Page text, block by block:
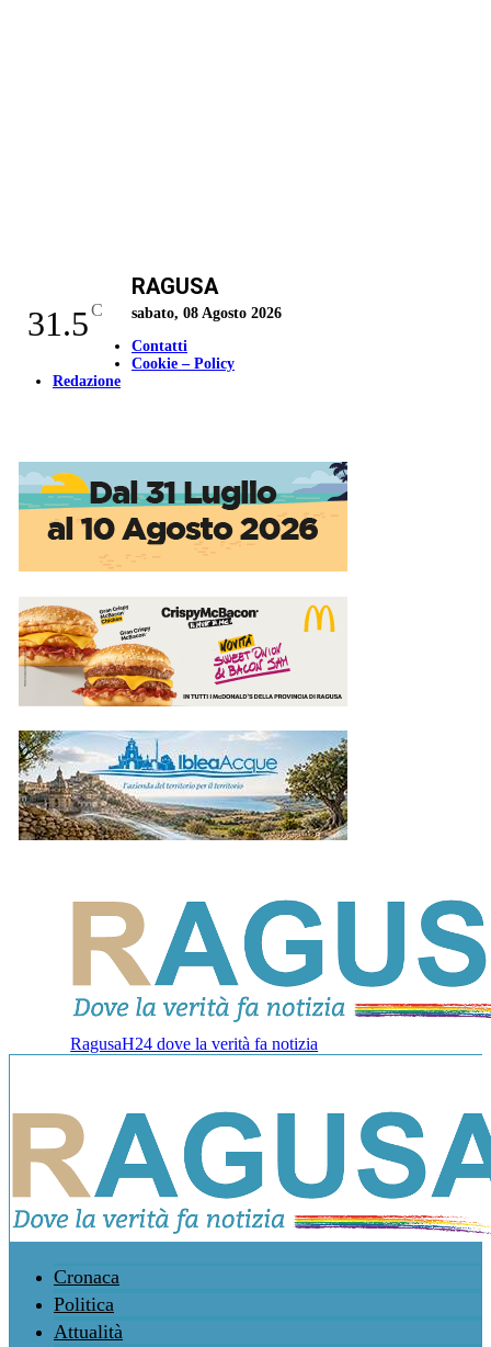
31.5C
RAGUSA
sabato, 08 Agosto 2026
Contatti
Cookie – Policy
Redazione
RagusaH24 dove la verità fa notizia
Cronaca
Politica
Attualità